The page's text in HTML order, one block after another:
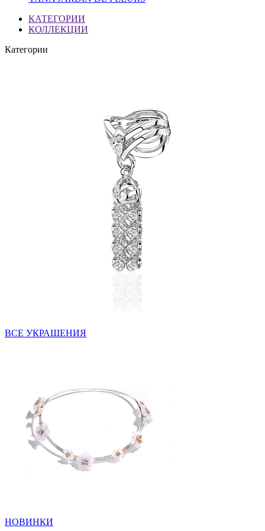
КАТЕГОРИИ
КОЛЛЕКЦИИ
Категории
ВСЕ УКРАШЕНИЯ
НОВИНКИ